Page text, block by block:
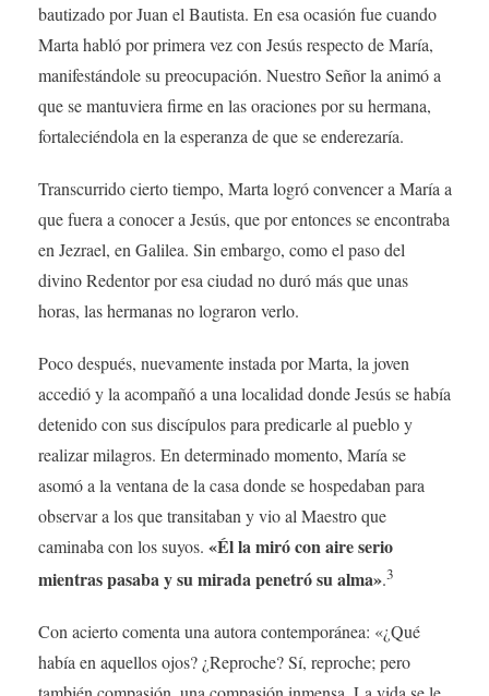
bautizado por Juan el Bautista. En esa ocasión fue cuando
Marta habló por primera vez con Jesús respecto de María,
manifestándole su preocupación. Nuestro Señor la animó a
que se mantuviera firme en las oraciones por su hermana,
fortaleciéndola en la esperanza de que se enderezaría.
Transcurrido cierto tiempo, Marta logró convencer a María a
que fuera a conocer a Jesús, que por entonces se encontraba
en Jezrael, en Galilea. Sin embargo, como el paso del
divino Redentor por esa ciudad no duró más que unas
horas, las hermanas no lograron verlo.
Poco después, nuevamente instada por Marta, la joven
accedió y la acompañó a una localidad donde Jesús se había
detenido con sus discípulos para predicarle al pueblo y
realizar milagros. En determinado momento, María se
asomó a la ventana de la casa donde se hospedaban para
observar a los que transitaban y vio al Maestro que
caminaba con los suyos. «Él la miró con aire serio
mientras pasaba y su mirada penetró su alma».3
Con acierto comenta una autora contemporánea: «¿Qué
había en aquellos ojos? ¿Reproche? Sí, reproche; pero